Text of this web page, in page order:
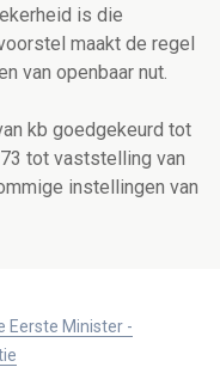
is die
maakt de regel
van openbaar nut.
kb goedgekeurd tot
tot vaststelling van
instellingen van
Eerste Minister -